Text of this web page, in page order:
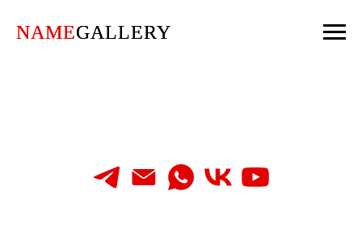
NAMEGALLERY
NAMEGALLERY